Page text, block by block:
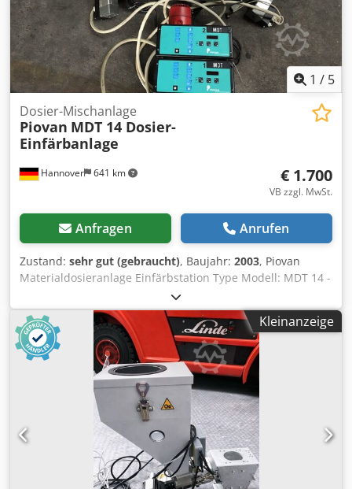
1 / 5
Hannover 641 km
Dosier-Mischanlage
Piovan MDT 14 Dosier-
Einfärbanlage
€ 1.700
VB zzgl. MwSt.
Anfragen Anrufen
Zustand: sehr gut (gebraucht), Baujahr: 2003, Piovan
Materialdosieranlage Einfärbstation Type Modell: MDT 14 -
- 1MD 1840 Spezifikation: PA 58D /54S M Baujahr: 2003
volumetrische Dosierung Leistung: 0,1 bis 3,2 kg./h
Trichtervolumen: 15 ltr. 2 separate Einfärbstationen + 1
Haupttrichter Dsdohupq Ejpfx Abrjkr vor Abbau auf
Funktionsfähigkeit geprüft verfügbar ab sofort in unserem
Lager Hannover /Germany wir suchen ständig
Spritzgussmaschinen gebraucht in sehr gepflegtem
Zustand ab Baujahr 2010 möglichst elektrischer Antrieb,
Arburg, Engel, Dr Boy, Krauss Maffei
Kleinanzeige